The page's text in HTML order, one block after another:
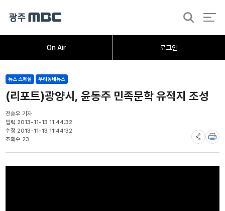
On Air 로그인
검
오늘의뉴스뉴스데스크 취재가시작되자
뉴스 스페셜 우리동네뉴스
(리포트)광양시, 윤동주 민족문학 유적지 조성
전승우 기자
입력 2013-11-13 11:44:32
수정 2013-11-13 11:44:32
조회수 23